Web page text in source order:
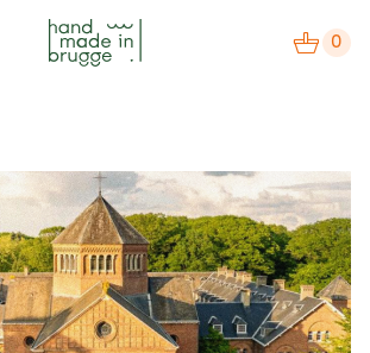
0
makers
label
bezoek